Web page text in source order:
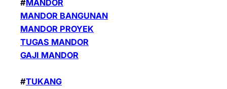
#MANDOR
MANDOR BANGUNAN
MANDOR PROYEK
TUGAS MANDOR
GAJI MANDOR
#TUKANG